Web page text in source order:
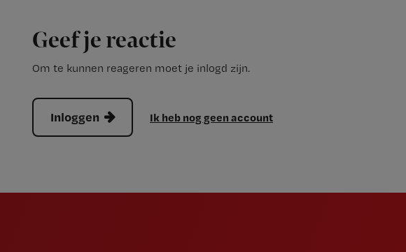
Geef je reactie
Om te kunnen reageren moet je inlogd zijn.
Inloggen Ik heb nog geen account